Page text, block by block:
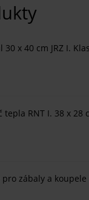
30 x 40 cm JRZ I.
tepla RNT I. 38 x 28
pro zábaly a koupele